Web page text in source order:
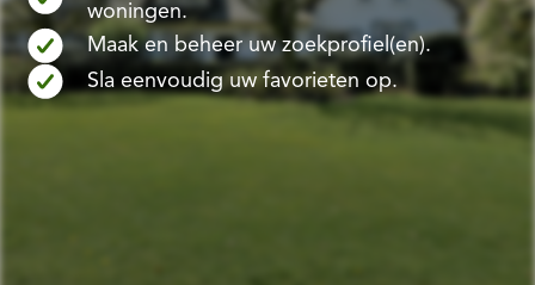
woningen.
Maak en beheer uw zoekprofiel(en).
Sla eenvoudig uw favorieten op.